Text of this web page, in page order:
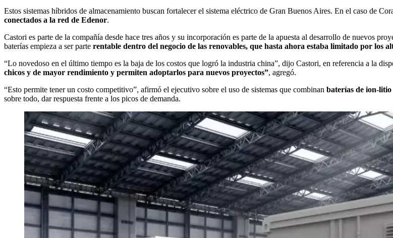
Estos sistemas híbridos de almacenamiento buscan fortalecer el sistema eléctrico de Gran Buenos Aires. En el caso de
conectados a la red de Edenor.
Castori es parte de la compañía desde hace tres años y su incorporación es parte de la apuesta al desarrollo de nuevos
baterías empieza a ser parte rentable dentro del negocio de las renovables, que hasta ahora estaba limitado por los
“Lo novedoso en el último tiempo es la baja de los costos que logró la industria china”, dijo Castori, en referencia a la
chicos y de mayor rendimiento y permiten adoptarlos para nuevos proyectos”, agregó.
“Esto permite tener un costo competitivo”, afirmó el ejecutivo sobre el uso de sistemas que combinan baterías de ion-
sobre todo, dar respuesta frente a los picos de demanda.